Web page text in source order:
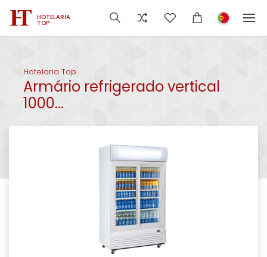
HOTELARIA
TOP
Hotelaria Top
Armário refrigerado vertical
1000...